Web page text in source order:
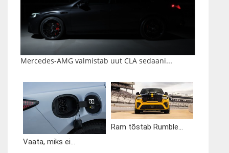
Mercedes-AMG valmistab uut CLA sedaani...
Vaata, miks ei...
Ram tõstab Rumble...